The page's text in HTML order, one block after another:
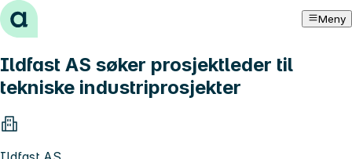
Hopp til innhold Meny
Ildfast AS søker prosjektleder til
tekniske industriprosjekter